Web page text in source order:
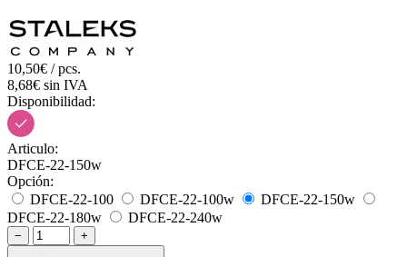
10,50€ / pcs.
8,68€ sin IVA
Disponibilidad:
Articulo:
DFCE-22-150w
Opción:
DFCE-22-100
DFCE-22-100w
DFCE-22-150w
DFCE-22-180w
DFCE-22-240w
− +